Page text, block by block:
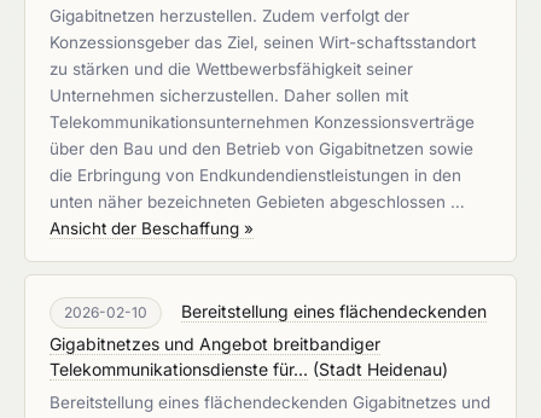
Gigabitnetzen herzustellen. Zudem verfolgt der
Konzessionsgeber das Ziel, seinen Wirt-schaftsstandort
zu stärken und die Wettbewerbsfähigkeit seiner
Unternehmen sicherzustellen. Daher sollen mit
Telekommunikationsunternehmen Konzessionsverträge
über den Bau und den Betrieb von Gigabitnetzen sowie
die Erbringung von Endkundendienstleistungen in den
unten näher bezeichneten Gebieten abgeschlossen …
Ansicht der Beschaffung »
2026-02-10
Bereitstellung eines flächendeckenden
Gigabitnetzes und Angebot breitbandiger
Telekommunikationsdienste für... (Stadt Heidenau)
Bereitstellung eines flächendeckenden Gigabitnetzes und